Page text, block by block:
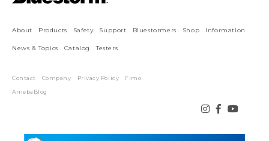
About Products Safety Support Bluestormers Shop Information
News & Topics Catalog Testers
Contact Company Privacy Policy Fimo
AmebaBlog